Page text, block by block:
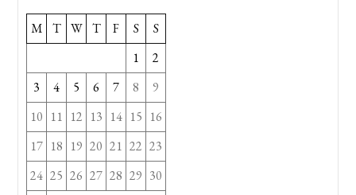
M T W T F S
S
1
2
3
4 5 6 7 8
9
10 11 12 13 14 15 16
17 18 19 20 21 22 23
24 25 26 27 28 29 30